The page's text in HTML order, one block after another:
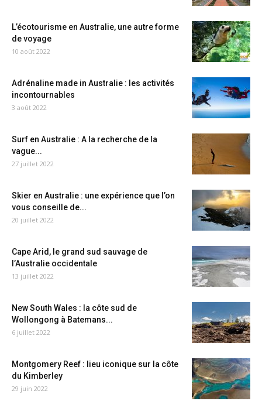
L’écotourisme en Australie, une autre forme
de voyage
10 août 2022
Adrénaline made in Australie : les activités
incontournables
3 août 2022
Surf en Australie : A la recherche de la
vague...
27 juillet 2022
Skier en Australie : une expérience que l’on
vous conseille de...
20 juillet 2022
Cape Arid, le grand sud sauvage de
l’Australie occidentale
13 juillet 2022
New South Wales : la côte sud de
Wollongong à Batemans...
6 juillet 2022
Montgomery Reef : lieu iconique sur la côte
du Kimberley
29 juin 2022